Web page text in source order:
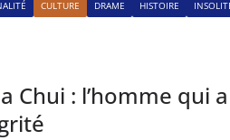
CULTURE DRAME HISTOIRE
Chui : l’homme qui